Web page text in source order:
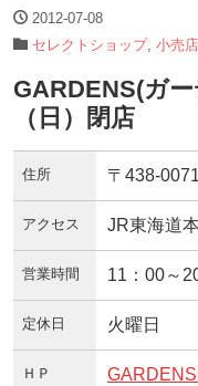
2012-07-08
セレクトショップ, 小売店
GARDENS(ガ
（日）閉店
住所 〒438-
アクセス JR東海道
営業時間 11：00～
定休日 火曜日
ＨＰ